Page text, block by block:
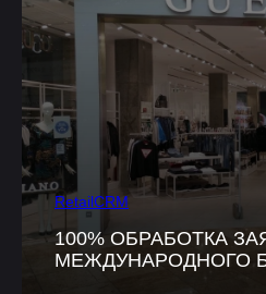
RetailCRM
100% ОБРАБОТКА
МЕЖДУНАРОДНОГО